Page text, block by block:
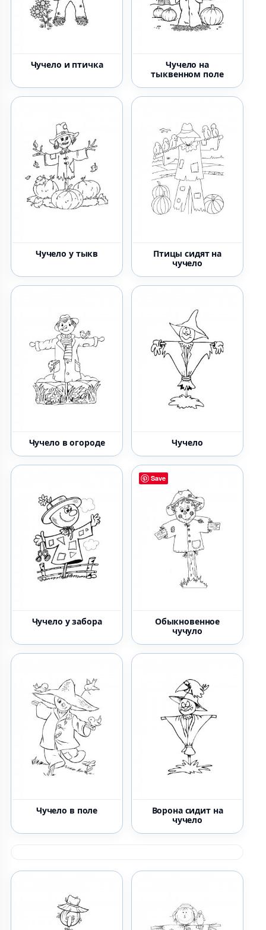
Чучело и птичка
Чучело на
тыквенном поле
Чучело у тыкв
Птицы сидят на
чучело
Чучело в огороде Чучело
Чучело у забора
Обыкновенное
чучуло
Чучело в поле
Ворона сидит на
чучело
Save